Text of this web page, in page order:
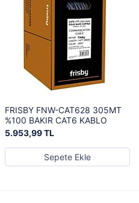
FRISBY FNW-CAT628 305MT
%100 BAKIR CAT6 KABLO
5.953,99 TL
Sepete Ekle